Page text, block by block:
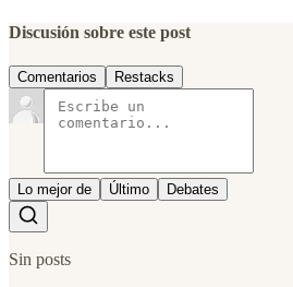
Discusión sobre este post
Comentarios Restacks
Lo mejor de Último Debates
Sin posts